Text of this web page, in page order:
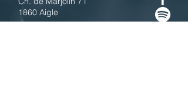
1860 Aigle